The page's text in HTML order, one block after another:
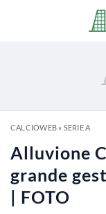
CALCIOWEB» SERIE A
Alluvione
grande
| FOTO